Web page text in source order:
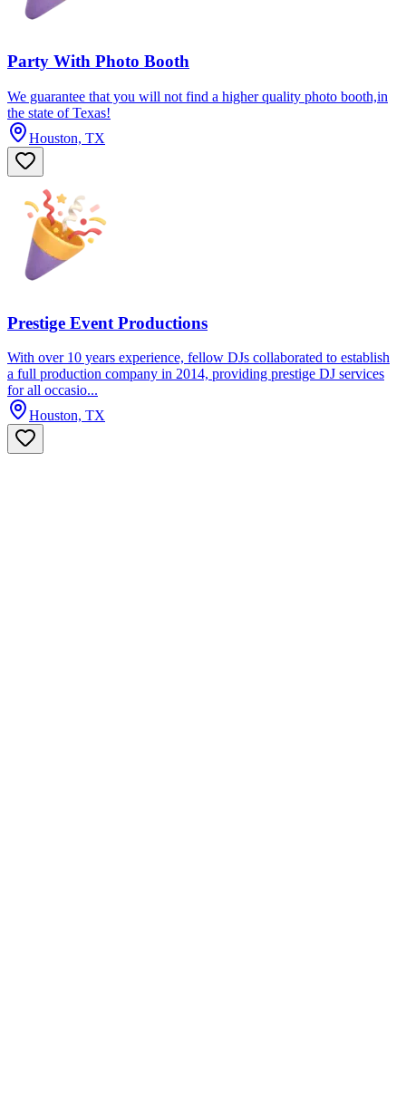
Party With Photo Booth
We guarantee that you will not find a higher quality photo booth,in
the state of Texas!
Houston, TX
Prestige Event Productions
With over 10 years experience, fellow DJs collaborated to establish
a full production company in 2014, providing prestige DJ services
for all occasio...
Houston, TX